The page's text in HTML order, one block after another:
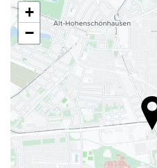
Habitaciones No fumadores
Zona de fumadores
Servicios de recepción
Guardaequipaje
Caja fuerte
Cambio de divisa
Información turística
+
−